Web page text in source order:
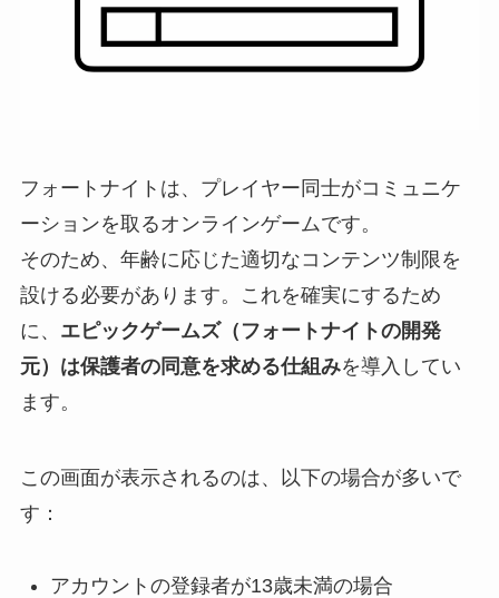
フォートナイトは、プレイヤー同士がコミュニケ
ーションを取るオンラインゲームです。
そのため、年齢に応じた適切なコンテンツ制限を
設ける必要があります。これを確実にするため
に、 エピックゲームズ（フォートナイトの開発
元）は保護者の同意を求める仕組みを導入してい
ます。
この画面が表示されるのは、以下の場合が多いで
す：
アカウントの登録者が13歳未満の場合